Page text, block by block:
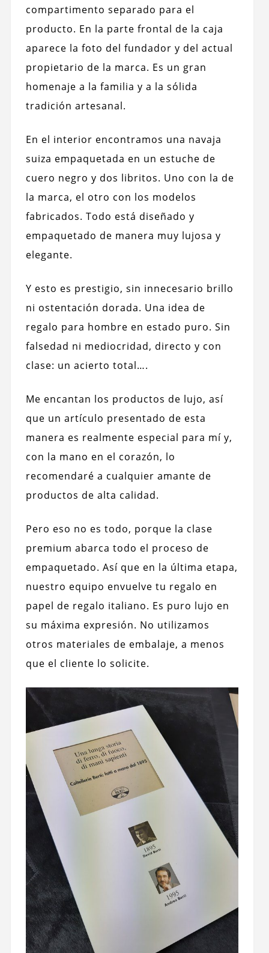
compartimento separado para el
producto. En la parte frontal de la caja
aparece la foto del fundador y del actual
propietario de la marca. Es un gran
homenaje a la familia y a la sólida
tradición artesanal.
En el interior encontramos una navaja
suiza empaquetada en un estuche de
cuero negro y dos libritos. Uno con la de
la marca, el otro con los modelos
fabricados. Todo está diseñado y
empaquetado de manera muy lujosa y
elegante.
Y esto es prestigio, sin innecesario brillo
ni ostentación dorada. Una idea de
regalo para hombre en estado puro. Sin
falsedad ni mediocridad, directo y con
clase: un acierto total….
Me encantan los productos de lujo, así
que un artículo presentado de esta
manera es realmente especial para mí y,
con la mano en el corazón, lo
recomendaré a cualquier amante de
productos de alta calidad.
Pero eso no es todo, porque la clase
premium abarca todo el proceso de
empaquetado. Así que en la última etapa,
nuestro equipo envuelve tu regalo en
papel de regalo italiano. Es puro lujo en
su máxima expresión. No utilizamos
otros materiales de embalaje, a menos
que el cliente lo solicite.